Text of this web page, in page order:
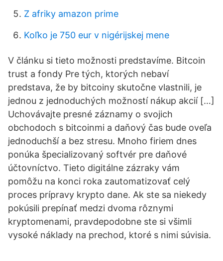
Z afriky amazon prime
Koľko je 750 eur v nigérijskej mene
V článku si tieto možnosti predstavíme. Bitcoin
trust a fondy Pre tých, ktorých nebaví
predstava, že by bitcoiny skutočne vlastnili, je
jednou z jednoduchých možností nákup akcií […]
Uchovávajte presné záznamy o svojich
obchodoch s bitcoinmi a daňový čas bude oveľa
jednoduchší a bez stresu. Mnoho firiem dnes
ponúka špecializovaný softvér pre daňové
účtovníctvo. Tieto digitálne zázraky vám
pomôžu na konci roka zautomatizovať celý
proces prípravy krypto dane. Ak ste sa niekedy
pokúsili prepínať medzi dvoma rôznymi
kryptomenami, pravdepodobne ste si všimli
vysoké náklady na prechod, ktoré s nimi súvisia.